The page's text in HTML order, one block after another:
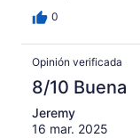
0
Opinión verificada
8/10 Buena
Jeremy
16 mar. 2025